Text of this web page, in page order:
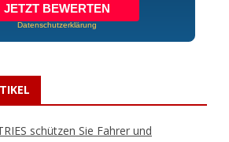
JETZT BEWERTEN
Datenschutzerklärung
schützen Sie Fahrer und